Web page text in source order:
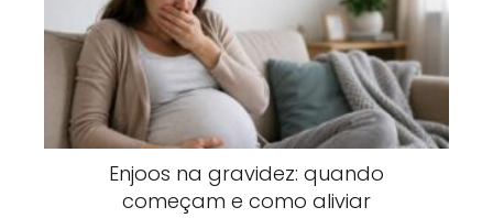
Enjoos na gravidez: quando
começam e como aliviar